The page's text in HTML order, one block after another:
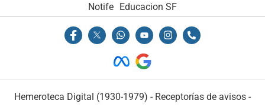
Notife Educacion SF
Hemeroteca Digital (1930-1979) - Receptorías de avisos -